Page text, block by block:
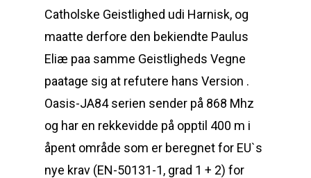
Catholske Geistlighed udi Harnisk, og
maatte derfore den bekiendte Paulus
Eliæ paa samme Geistligheds Vegne
paatage sig at refutere hans Version .
Oasis-JA84 serien sender på 868 Mhz
og har en rekkevidde på opptil 400 m i
åpent område som er beregnet for EU`s
nye krav (EN-50131-1, grad 1 + 2) for